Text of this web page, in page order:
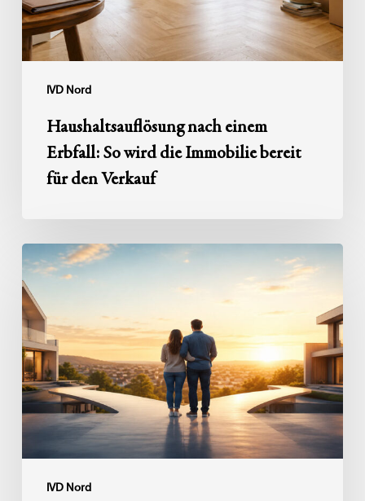
IVD Nord
Immobilie
bereit
für
Haushaltsauflösung nach einem
Erbfall: So wird die Immobilie bereit
für den Verkauf
IVD Nord
Zwischen
zwei
Immobilien:
Erst
erwerben,
später
veräußern
–
Tipps
zur
Zwischenfinanzierung